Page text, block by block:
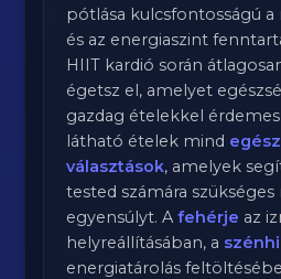
pótlása kulcsfontosságú
és az energiaszint
HIIT kardió során
égetsz el, amelyet
gazdag ételekkel
látható ételek mind
választások, amelyek
tested számára
egyensúlyt. Afehérje az
helyreállításában, a
energiatárolás